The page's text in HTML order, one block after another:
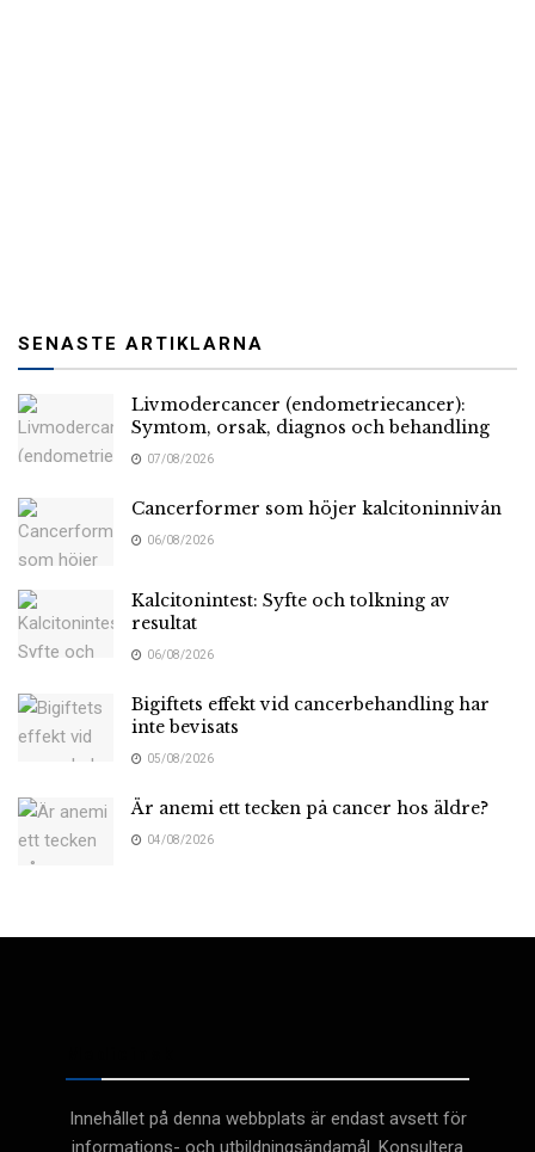
SENASTE ARTIKLARNA
Livmodercancer (endometriecancer):
Symtom, orsak, diagnos och behandling
07/08/2026
Cancerformer som höjer kalcitoninnivån
06/08/2026
Kalcitonintest: Syfte och tolkning av
resultat
06/08/2026
Bigiftets effekt vid cancerbehandling har
inte bevisats
05/08/2026
Är anemi ett tecken på cancer hos äldre?
04/08/2026
Innehållet på denna webbplats är endast avsett för
informations- och utbildningsändamål. Konsultera